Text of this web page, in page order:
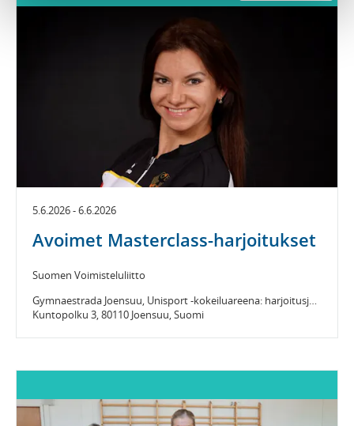
5.6.2026 - 6.6.2026
Avoimet Masterclass-harjoitukset
Suomen Voimisteluliitto
Kuntopolku 3, 80110 Joensuu, Suomi